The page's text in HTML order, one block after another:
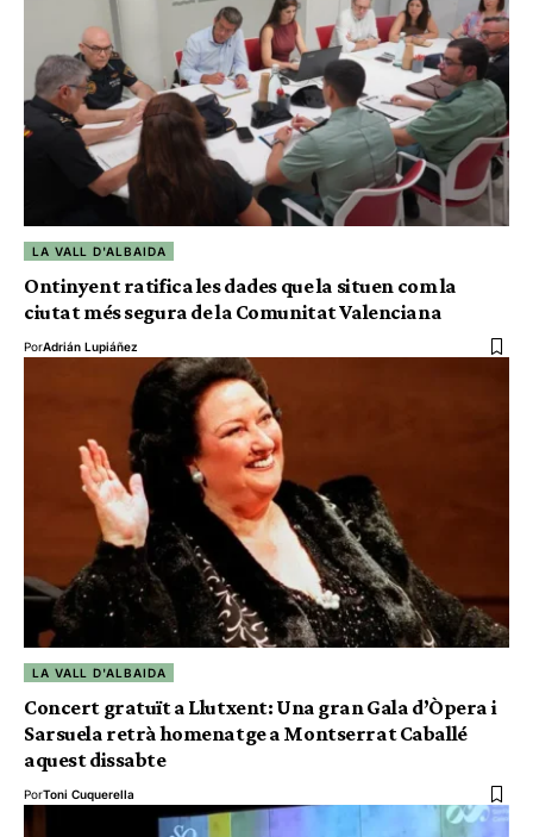
LA VALL D'ALBAIDA
Ontinyent ratifica les dades que la situen com la
ciutat més segura de la Comunitat Valenciana
PorAdrián Lupiáñez
LA VALL D'ALBAIDA
Concert gratuït a Llutxent: Una gran Gala d’Òpera i
Sarsuela retrà homenatge a Montserrat Caballé
aquest dissabte
PorToni Cuquerella